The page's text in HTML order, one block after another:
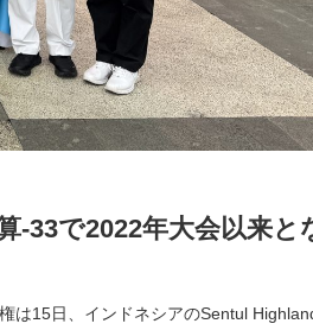
-33で2022年大会以来と
は15日、インドネシアのSentul